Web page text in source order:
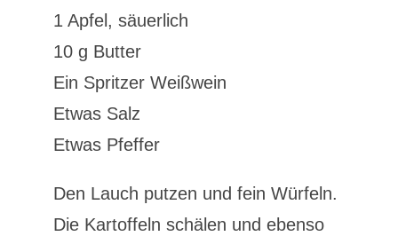
1 Apfel, säuerlich
10 g Butter
Ein Spritzer Weißwein
Etwas Salz
Etwas Pfeffer
Den Lauch putzen und fein Würfeln.
Die Kartoffeln schälen und ebenso